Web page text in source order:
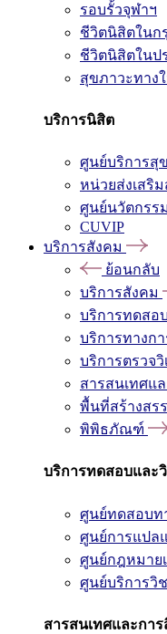
รอบรั้วจุฬาฯ
ชีวิตนิสิตในก
ชีวิตนิสิตในป
สุขภาวะทาง
บริการนิสิต
ศูนย์บริการสุ
หน่วยส่งเสริ
ศูนย์นวัตกรรม
CUVIP
บริการสังคม
ย้อนกลับ
บริการสังคม
บริการทดสอ
บริการทางก
บริการตรวจ
สารสนเทศแ
พื้นที่สร้างสร
พิพิธภัณฑ์
บริการทดสอบและ
ศูนย์ทดสอบท
ศูนย์การแปล
ศูนย์กฎหมาย
ศูนย์บริการวิ
สารสนเทศและกา